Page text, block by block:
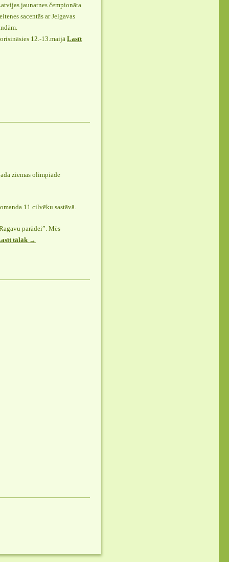
jaunatnes čempionāta
sacentās ar Jelgavas
12.-13.maijāLasīt
ziemas olimpiāde
11 cilvēku sastāvā.
parādei”. Mēs
tālāk “Bērzgalieši
→